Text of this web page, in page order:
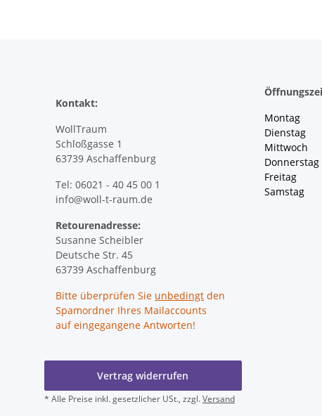
Kontakt:
WollTraum
Schloßgasse 1
63739 Aschaffenburg
Tel: 06021 - 40 45 00 1
info@woll-t-raum.de
Retourenadresse:
Susanne Scheibler
Deutsche Str. 45
63739 Aschaffenburg
Bitte überprüfen Sie unbedingt den
Spamordner Ihres Mailaccounts
auf eingegangene Antworten!
Montag
Dienstag
Mittwoch
Freitag
Samstag
Vertrag widerrufen
* Alle Preise inkl. gesetzlicher USt., zzgl.Versand